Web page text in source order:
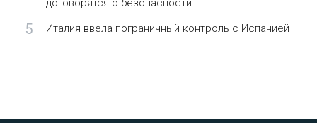
договорятся о безопасности
5 Италия ввела пограничный контроль с Испанией